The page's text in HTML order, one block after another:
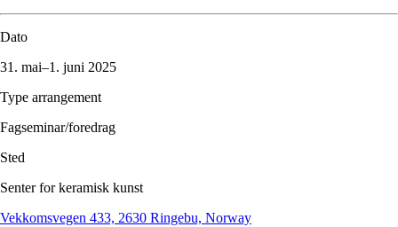
Dato
31. mai–1. juni 2025
Type arrangement
Fagseminar/foredrag
Sted
Senter for keramisk kunst
Vekkomsvegen 433, 2630 Ringebu, Norway